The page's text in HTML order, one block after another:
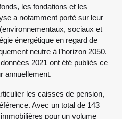
les fondations et les
a notamment porté sur leur
sociaux et
énergétique en regard de
neutre à l’horizon 2050.
2021 ont été publiés ce
annuellement.
les caisses de pension,
Avec un total de 143
pour un volume